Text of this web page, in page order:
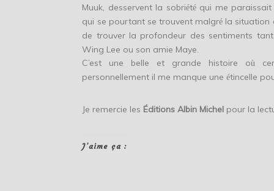
Muuk, desservent la sobriétéqui me paraissait
qui se pourtant se trouvent malgré la situation
de trouver la profondeur des sentiments
Wing Lee ou son amie Maye.
C’est une belle et grande histoire où
personnellement il me manque uneétincelle
Je remercie les Éditions Albin Michel pour la
J’aime ça :